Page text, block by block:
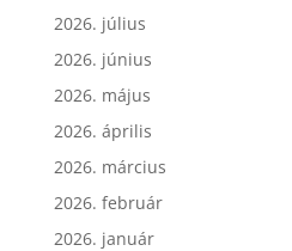
2026. július
2026. június
2026. május
2026. április
2026. március
2026. február
2026. január